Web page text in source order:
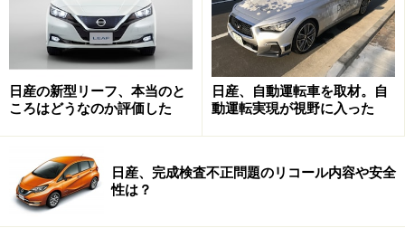
次のページへ
日産の新型リーフ、本当のと
ころはどうなのか評価した
日産、自動運転車を取材。自
動運転実現が視野に入った
日産、完成検査不正問題のリコール内容や安全
性は？